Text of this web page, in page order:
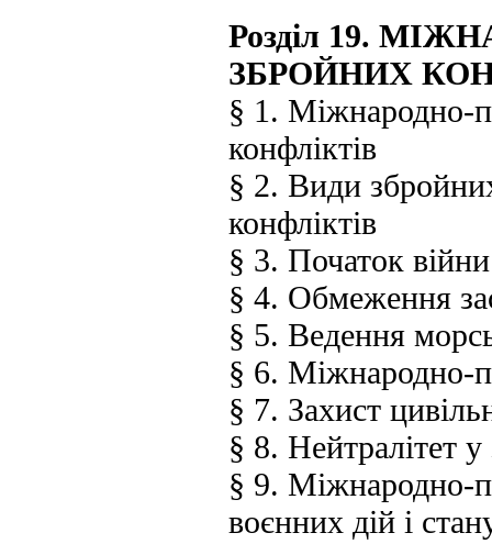
Розділ 19.
ЗБРОЙНИХ
§ 1. Міжнародно-
конфліктів
§ 2. Види
конфліктів
§ 3. Початок
§ 4. Обмеження
§ 5. Ведення
§ 6. Міжнародно-
§ 7. Захист
§ 8. Нейтралітет
§ 9. Міжнародно-
воєнних дій і